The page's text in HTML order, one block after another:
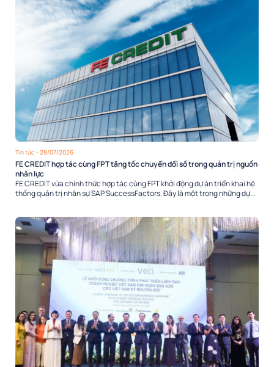
Tin tức - 28/07/2026
FE CREDIT hợp tác cùng FPT tăng tốc chuyển đổi số trong quản trị nguồn
nhân lực
FE CREDIT vừa chính thức hợp tác cùng FPT khởi động dự án triển khai hệ
thống quản trị nhân sự SAP SuccessFactors. Đây là một trong những dự...